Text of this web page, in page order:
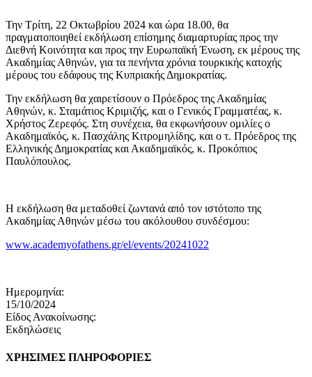
Την Τρίτη, 22 Οκτωβρίου 2024 και ώρα 18.00, θα
πραγματοποιηθεί εκδήλωση επίσημης διαμαρτυρίας προς την
Διεθνή Κοινότητα και προς την Ευρωπαϊκή Ένωση, εκ μέρους της
Ακαδημίας Αθηνών, για τα πενήντα χρόνια τουρκικής κατοχής
μέρους του εδάφους της Κυπριακής Δημοκρατίας.
Την εκδήλωση θα χαιρετίσουν ο Πρόεδρος της Ακαδημίας
Αθηνών, κ. Σταμάτιος Κριμιζής, και ο Γενικός Γραμματέας, κ.
Χρήστος Ζερεφός. Στη συνέχεια, θα εκφωνήσουν ομιλίες ο
Ακαδημαϊκός, κ. Πασχάλης Κιτρομηλίδης, και ο τ. Πρόεδρος της
Ελληνικής Δημοκρατίας και Ακαδημαϊκός, κ. Προκόπιος
Παυλόπουλος.
Η εκδήλωση θα μεταδοθεί ζωντανά από τον ιστότοπο της
Ακαδημίας Αθηνών μέσω του ακόλουθου συνδέσμου:
www.academyofathens.gr/el/events/20241022
Ημερομηνία:
15/10/2024
Είδος Ανακοίνωσης:
Εκδηλώσεις
ΧΡΗΣΙΜΕΣ ΠΛΗΡΟΦΟΡΙΕΣ